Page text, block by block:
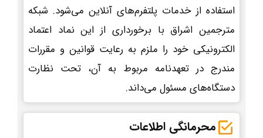
استفاده از خدمات پلتفرم‌های آنلاین می‌شود. شبکه
مترجمین اشراق با برخورداری از این نماد اعتماد
الکترونیکی خود را ملزم به رعایت قوانین و مقررات
مندرج در تعهدنامه مربوط به آن، تحت نظارت
دستگاه‌های مسئول می‌داند.
محرمانگی اطلاعات